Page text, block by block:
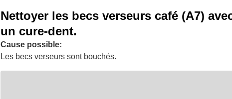
Nettoyer les becs verseurs café (A7)
un cure-dent.
Cause possible:
Les becs verseurs sont bouchés.